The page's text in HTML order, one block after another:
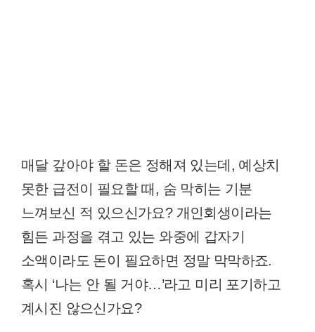
매달 갚아야 할 돈은 정해져 있는데, 예상치
못한 급전이 필요할 때, 숨 막히는 기분
느껴보신 적 있으신가요? 개인회생이라는
힘든 과정을 겪고 있는 와중에 갑자기
소액이라도 돈이 필요하면 정말 막막하죠.
혹시 ‘나는 안 될 거야…’라고 미리 포기하고
계시진 않으신가요?